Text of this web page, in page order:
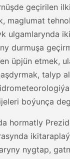
geçirilen
maglumat
ulgamlarynda
durmuşa
üpjün etmek,
talyp
boýunça
hormatly
nygtap,